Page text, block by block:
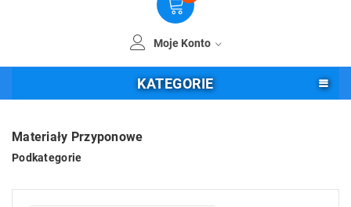
Moje Konto
KATEGORIE
Materiały Przyponowe
Podkategorie